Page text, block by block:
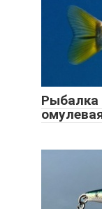
Рыбалка